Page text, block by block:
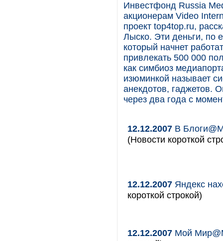
Инвестфонд Russia
акционерам Video
проект top4top.ru,
Лыско. Эти деньги, по
который начнет
привлекать 500 000
как симбиоз
изюминкой называет
анекдотов, гаджетов.
через два года с
12.12.2007 В
(Новости короткой
12.12.2007 Яндекс
короткой строкой)
12.12.2007 Мой